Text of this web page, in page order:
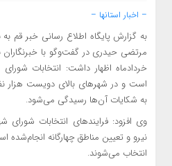
– اخبار استانها –
به گزارش پایگاه اطلاع رسانی خبر قم
خردادماه اظهار داشت: انتخابات
است و در شهرهای بالای دویست هزار
به شکایات آن‌ها رسیدگی می‌شود.
وی افزود: فرایندهای انتخابات
نیرو و تعیین مناطق چهارگانه انجام‌شده
انتخاب می‌شوند.